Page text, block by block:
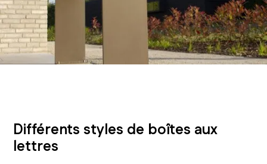
Différents styles de boîtes aux
lettres